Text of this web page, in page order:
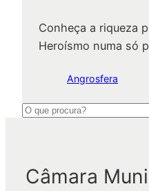
Conheça a riqueza
Heroísmo numa só
Angrosfera
P
uCâmara